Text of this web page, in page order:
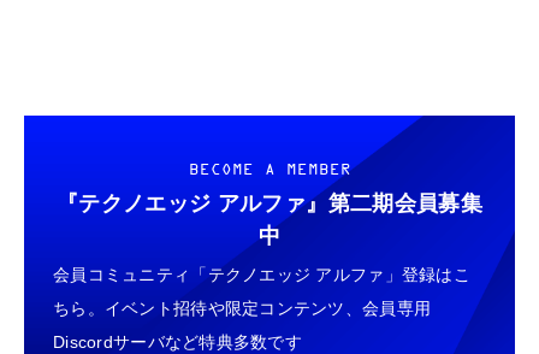
BECOME A MEMBER
『テクノエッジ アルファ』 第二期会員募集
中
会員コミュニティ「テクノエッジ アルファ」登録はこ
ちら。イベント招待や限定コンテンツ、会員専用
Discordサーバなど特典多数です